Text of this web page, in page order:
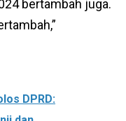
bertambah juga.
DPRD: